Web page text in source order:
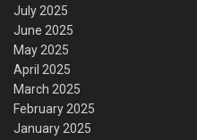
July 2025
June 2025
May 2025
April 2025
March 2025
February 2025
January 2025